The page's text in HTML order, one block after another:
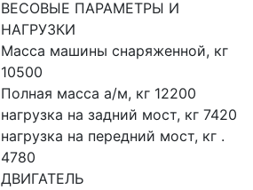
ВЕСОВЫЕ ПАРАМЕТРЫ И
НАГРУЗКИ
Масса машины снаряженной, кг
10500
Полная масса а/м, кг 12200
нагрузка на задний мост, кг 7420
нагрузка на передний мост, кг .
4780
ДВИГАТЕЛЬ